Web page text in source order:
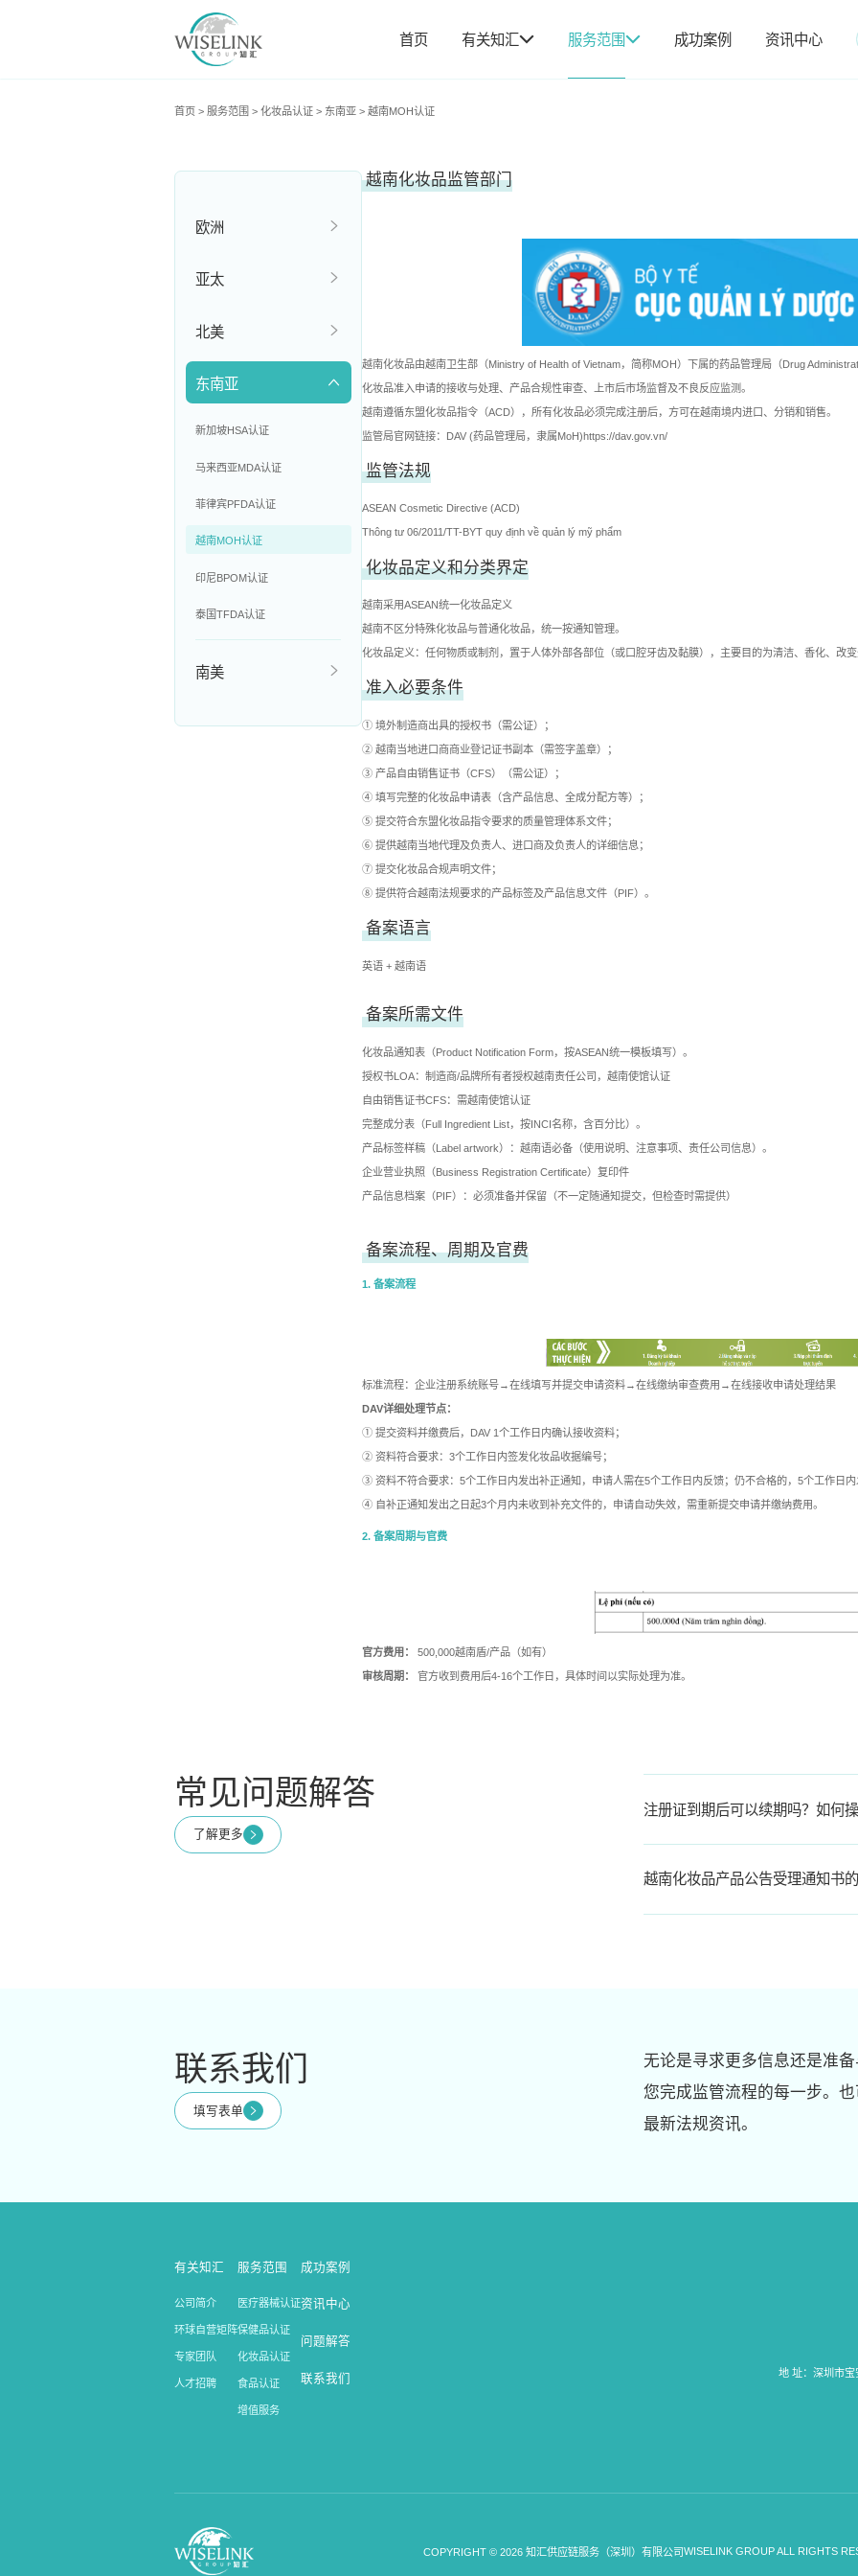
首页 有关知汇 服务范围 成功案例 资讯中心
首页 > 服务范围 > 化妆品认证 > 东南亚 > 越南MOH认证
欧洲
亚太
北美
东南亚
新加坡HSA认证
马来西亚MDA认证
菲律宾PFDA认证
越南MOH认证
印尼BPOM认证
泰国TFDA认证
南美
越南化妆品监管部门
越南化妆品由越南卫生部（Ministry of Health of Vietnam，简称MOH）下属的药品管理局（Drug
化妆品准入申请的接收与处理、产品合规性审查、上市后市场监督及不良反应监测。
越南遵循东盟化妆品指令（ACD），所有化妆品必须完成注册后，方可在越南境内进口、分销和销售。
监管局官网链接：DAV (药品管理局，隶属MoH)https://dav.gov.vn/
监管法规
ASEAN Cosmetic Directive (ACD)
Thông tư 06/2011/TT-BYT quy định về quản lý mỹ phẩm
化妆品定义和分类界定
越南采用ASEAN统一化妆品定义
越南不区分特殊化妆品与普通化妆品，统一按通知管理。
化妆品定义：任何物质或制剂，置于人体外部各部位（或口腔牙齿及黏膜），主要目的为清洁、香化、改
准入必要条件
① 境外制造商出具的授权书（需公证）；
② 越南当地进口商商业登记证书副本（需签字盖章）；
③ 产品自由销售证书（CFS）（需公证）；
④ 填写完整的化妆品申请表（含产品信息、全成分配方等）；
⑤ 提交符合东盟化妆品指令要求的质量管理体系文件；
⑥ 提供越南当地代理及负责人、进口商及负责人的详细信息；
⑦ 提交化妆品合规声明文件；
⑧ 提供符合越南法规要求的产品标签及产品信息文件（PIF）。
备案语言
英语 + 越南语
备案所需文件
化妆品通知表（Product Notification Form，按ASEAN统一模板填写）。
授权书LOA：制造商/品牌所有者授权越南责任公司，越南使馆认证
自由销售证书CFS：需越南使馆认证
完整成分表（Full Ingredient List，按INCI名称，含百分比）。
产品标签样稿（Label artwork）：越南语必备（使用说明、注意事项、责任公司信息）。
企业营业执照（Business Registration Certificate）复印件
产品信息档案（PIF）：必须准备并保留（不一定随通知提交，但检查时需提供）
备案流程、周期及官费
1. 备案流程
标准流程：企业注册系统账号→在线填写并提交申请资料→在线缴纳审查费用→在线接收申请处理结果
DAV详细处理节点：
① 提交资料并缴费后，DAV 1个工作日内确认接收资料；
② 资料符合要求：3个工作日内签发化妆品收据编号；
③ 资料不符合要求：5个工作日内发出补正通知，申请人需在5个工作日内反馈；仍不合格的，5个工作日
④ 自补正通知发出之日起3个月内未收到补充文件的，申请自动失效，需重新提交申请并缴纳费用。
2. 备案周期与官费
官方费用： 500,000越南盾/产品（如有）
审核周期： 官方收到费用后4-16个工作日，具体时间以实际处理为准。
常见问题解答
了解更多
注册证到期后可以续期吗？如何
越南化妆品产品公告受理通知书
联系我们
填写表单
无论是寻求更多信息还是准
您完成监管流程的每一步。
最新法规资讯。
有关知汇
公司简介
环球自营矩阵
专家团队
人才招聘
服务范围
医疗器械认证
保健品认证
化妆品认证
食品认证
增值服务
成功案例
资讯中心
问题解答
联系我们 地 址：深圳市
COPYRIGHT © 2026 知汇供应链服务（深圳）有限公司 WISELINK GROUP ALL RIGHTS